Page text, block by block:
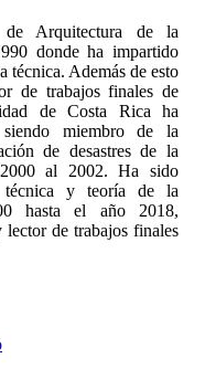
Arquitectura de la
donde ha impartido
técnica. Además de esto
de trabajos finales de
de Costa Rica ha
miembro de la
de desastres de la
al 2002. Ha sido
técnica y teoría de la
hasta el año 2018,
de trabajos finales